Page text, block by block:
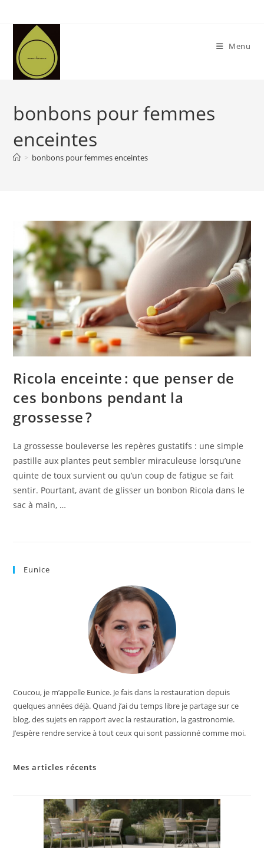
content
Menu
bonbons pour femmes
enceintes
> bonbons pour femmes enceintes
Ricola enceinte : que penser de
ces bonbons pendant la
grossesse ?
La grossesse bouleverse les repères gustatifs : une simple
pastille aux plantes peut sembler miraculeuse lorsqu’une
quinte de toux survient ou qu’un coup de fatigue se fait
sentir. Pourtant, avant de glisser un bonbon Ricola dans le
sac à main, …
Eunice
Coucou, je m’appelle Eunice. Je fais dans la restauration depuis
quelques années déjà. Quand j’ai du temps libre je partage sur ce
blog, des sujets en rapport avec la restauration, la gastronomie.
J’espère rendre service à tout ceux qui sont passionné comme moi.
Mes articles récents